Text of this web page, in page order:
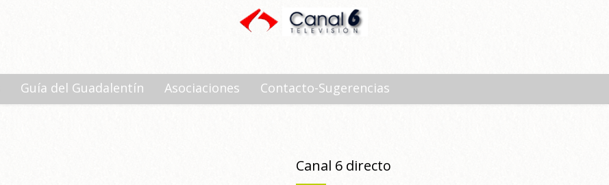
Guía del Guadalentín Asociaciones Contacto-Sugerencias
Canal 6 directo